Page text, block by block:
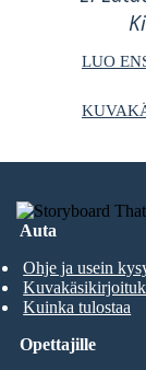
LUO
Auta
Ohje ja usein
Kuinka tulostaa
Opettajille